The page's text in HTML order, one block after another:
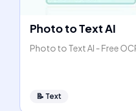
Photo to Text AI
Photo to Text AI - Free
📝 Text